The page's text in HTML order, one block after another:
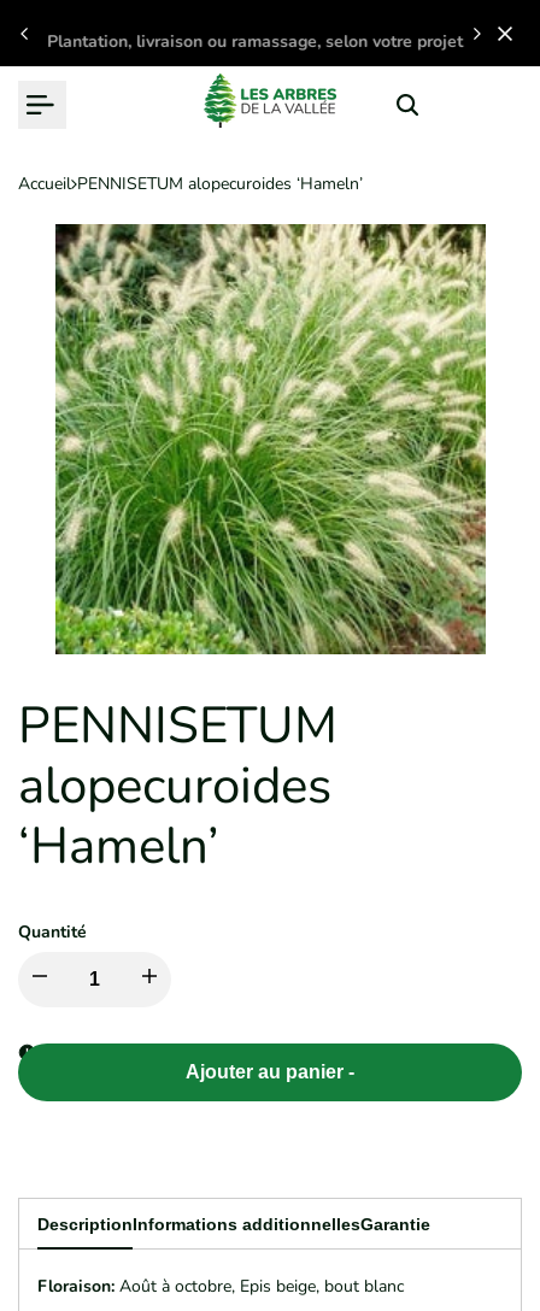
au
contenu
Plantation, livraison ou ramassage, selon votre projet
Accueil PENNISETUM alopecuroides ‘Hameln’
PENNISETUM
alopecuroides
‘Hameln’
Quantité
Diminuer
PENNISETUM
alopecuroides
Augmenter
PENNISETUM
alopecuroides
Ajouter au panier -
DescriptionInformations additionnellesGarantie
Floraison: Août à octobre, Epis beige, bout blanc